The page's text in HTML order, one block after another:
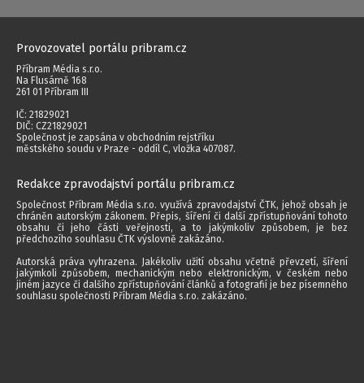
Provozovatel portálu pribram.cz
Příbram Média s.r.o.
Na Flusárně 168
261 01 Příbram III
IČ: 21829021
DIČ: CZ21829021
Společnost je zapsána v obchodním rejstříku
městského soudu v Praze - oddíl C, vložka 407087.
Redakce zpravodajství portálu pribram.cz
Společnost Příbram Média s.r.o. využívá zpravodajství ČTK, jehož obsah je
chráněn autorským zákonem. Přepis, šíření či další zpřístupňování tohoto
obsahu či jeho části veřejnosti, a to jakýmkoliv způsobem, je bez
předchozího souhlasu ČTK výslovně zakázáno.
Autorská práva vyhrazena. Jakékoliv užití obsahu včetně převzetí, šíření
jakýmkoli způsobem, mechanickým nebo elektronickým, v českém nebo
jiném jazyce či dalšího zpřístupňování článků a fotografií je bez písemného
souhlasu společnosti Příbram Média s.r.o. zakázáno.